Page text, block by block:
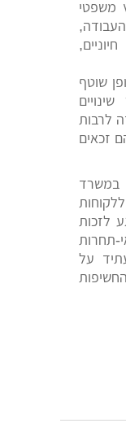
משפטי
שוטף
לרבות
זכאים
במשרד
לזכות
תחרות
על